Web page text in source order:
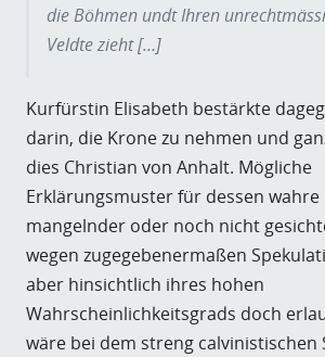
die Böhmen undt Ihren
Veldte zieht […]
Kurfürstin Elisabeth bestärkte
darin, die Krone zu nehmen und
dies Christian von Anhalt. Mögliche
Erklärungsmuster für dessen
mangelnder oder noch nicht
wegen zugegebenermaßen
aber hinsichtlich ihres hohen
Wahrscheinlichkeitsgrads doch
wäre bei dem streng